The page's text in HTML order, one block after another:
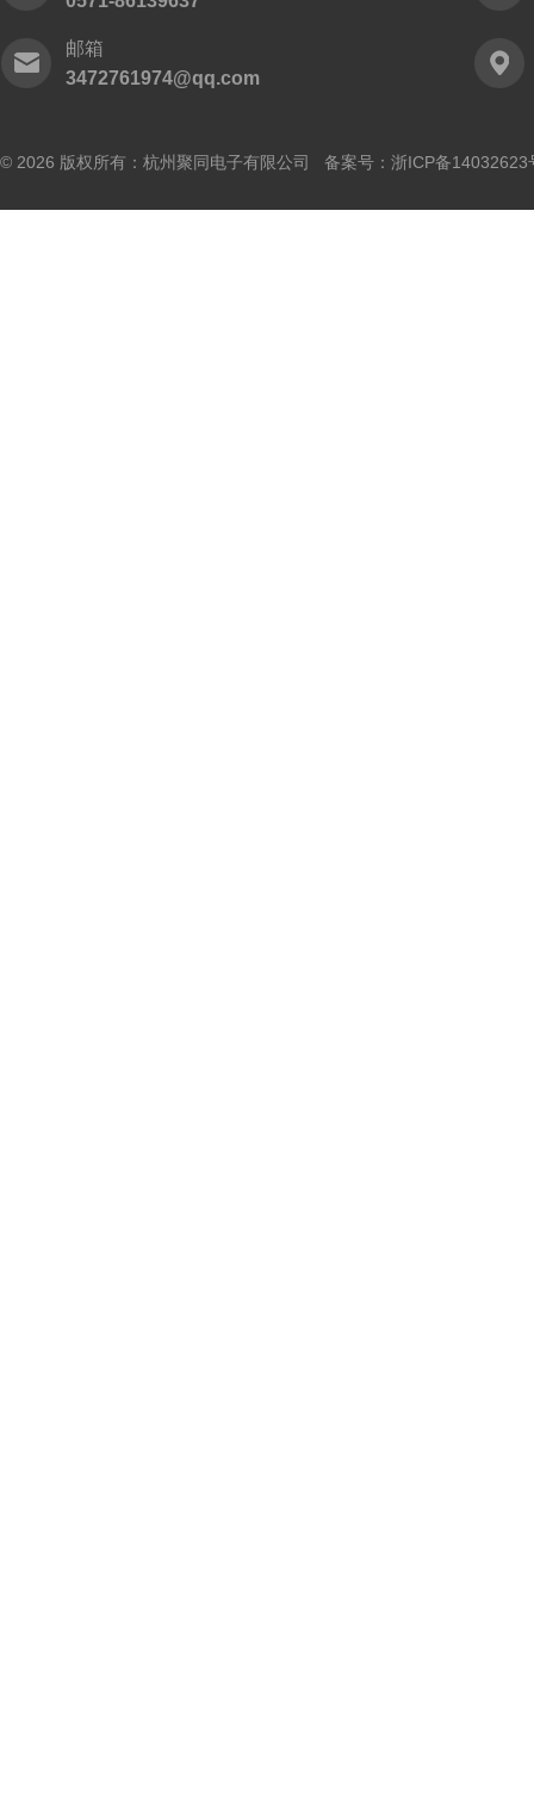
邮箱
3472761974@qq.com
© 2026 版权所有：杭州聚同电子有限公司 备案号： 浙ICP备14032623